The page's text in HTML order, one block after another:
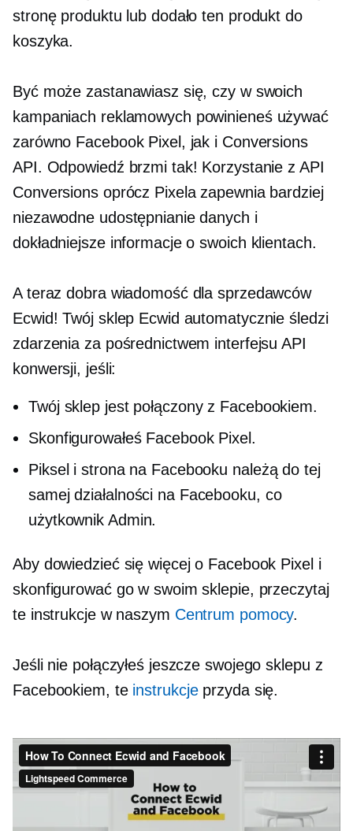
stronę produktu lub dodało ten produkt do
koszyka.
Być może zastanawiasz się, czy w swoich
kampaniach reklamowych powinieneś używać
zarówno Facebook Pixel, jak i Conversions
API. Odpowiedź brzmi tak! Korzystanie z API
Conversions oprócz Pixela zapewnia bardziej
niezawodne udostępnianie danych i
dokładniejsze informacje o swoich klientach.
A teraz dobra wiadomość dla sprzedawców
Ecwid! Twój sklep Ecwid automatycznie śledzi
zdarzenia za pośrednictwem interfejsu API
konwersji, jeśli:
Twój sklep jest połączony z Facebookiem.
Skonfigurowałeś Facebook Pixel.
Piksel i strona na Facebooku należą do tej
samej działalności na Facebooku, co
użytkownik Admin.
Aby dowiedzieć się więcej o Facebook Pixel i
skonfigurować go w swoim sklepie, przeczytaj
te instrukcje w naszym Centrum pomocy.
Jeśli nie połączyłeś jeszcze swojego sklepu z
Facebookiem, te instrukcjeprzyda się.